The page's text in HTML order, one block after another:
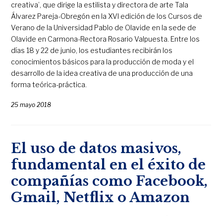
creativa’, que dirige la estilista y directora de arte Tala
Álvarez Pareja-Obregón en la XVI edición de los Cursos de
Verano de la Universidad Pablo de Olavide en la sede de
Olavide en Carmona-Rectora Rosario Valpuesta. Entre los
días 18 y 22 de junio, los estudiantes recibirán los
conocimientos básicos para la producción de moda y el
desarrollo de la idea creativa de una producción de una
forma teórica-práctica.
25 mayo 2018
El uso de datos masivos,
fundamental en el éxito de
compañías como Facebook,
Gmail, Netflix o Amazon